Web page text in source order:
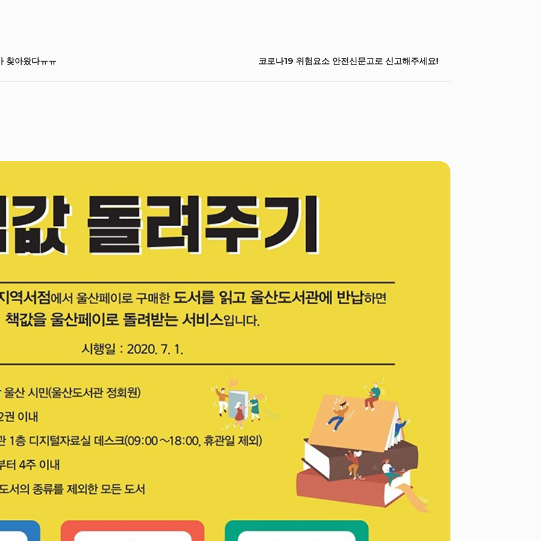
찾아왔다ㅠㅠ 코로나19 위험요소 안전신문고로 신고해주세요!